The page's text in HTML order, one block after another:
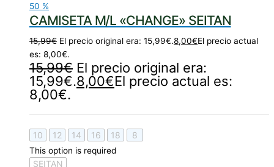
50 %
CAMISETA M/L «CHANGE» SEITAN
15,99€ El precio original era: 15,99€.8,00€El precio actual
es: 8,00€.
15,99€ El precio original era:
15,99€.8,00€El precio actual es:
8,00€.
10 12 14 16 18 8
This option is required
SEITAN